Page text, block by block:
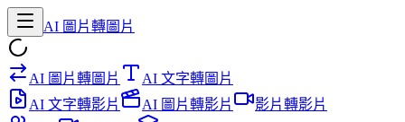
AI 圖片轉圖片
AI 圖片轉圖片
AI 文字轉圖片
AI 文字轉影片
AI 圖片轉影片
影片轉影片